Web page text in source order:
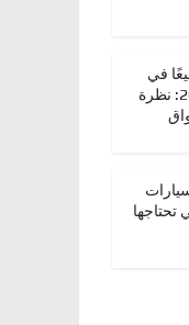
في
الدول العربية 2025: نظرة
تحتاجها